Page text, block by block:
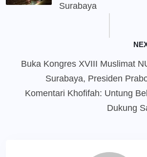
Surabaya
Buka Kongres XVIII Muslimat
Surabaya, Presiden
Komentari Khofifah: Untung
Dukung